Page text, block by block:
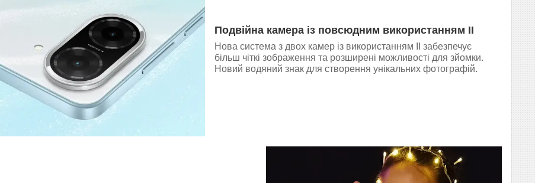
Подвійна камера із повсюдним використанням ІІ
Нова система з двох камер із використанням ІІ забезпечує
більш чіткі зображення та розширені можливості для зйомки.
Новий водяний знак для створення унікальних фотографій.